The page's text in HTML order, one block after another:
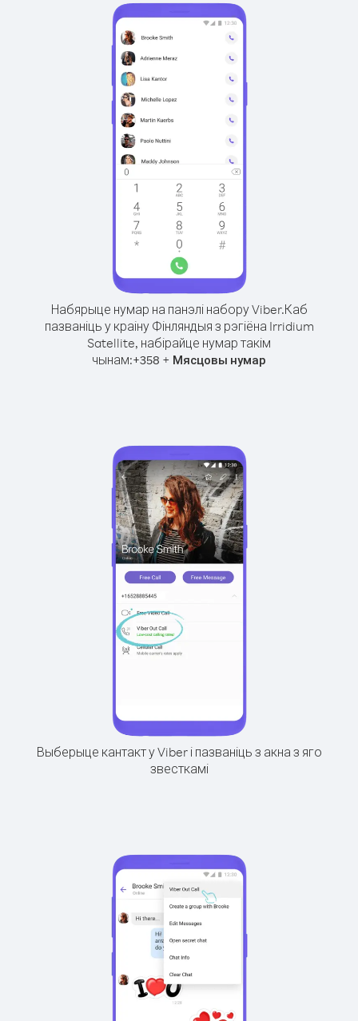
Набярыце нумар на панэлі набору Viber.Каб
пазваніць у краіну Фінляндыя з рэгіёна Irridium
Satellite, набірайце нумар такім
чынам:+358 + Мясцовы нумар
Выберыце кантакт у Viber і пазваніць з акна з яго
звесткамі